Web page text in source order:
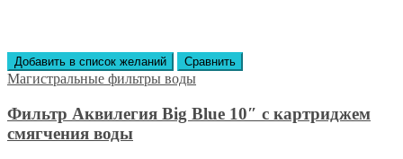
Добавить в список желаний Сравнить
Магистральные фильтры воды
Фильтр Аквилегия Big Blue 10″ с картриджем
смягчения воды